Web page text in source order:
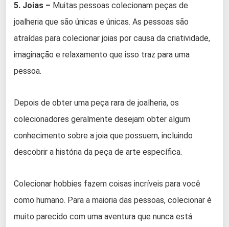
5. Joias – Muitas pessoas colecionam peças de
joalheria que são únicas e únicas. As pessoas são
atraídas para colecionar joias por causa da criatividade,
imaginação e relaxamento que isso traz para uma
pessoa.
Depois de obter uma peça rara de joalheria, os
colecionadores geralmente desejam obter algum
conhecimento sobre a joia que possuem, incluindo
descobrir a história da peça de arte específica.
Colecionar hobbies fazem coisas incríveis para você
como humano. Para a maioria das pessoas, colecionar é
muito parecido com uma aventura que nunca está